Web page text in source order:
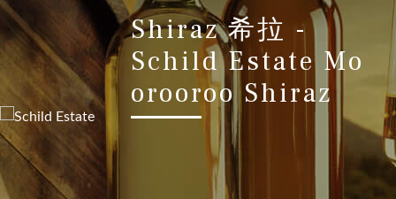
Shiraz 希拉 -
Schild Estate Mo
orooroo Shiraz